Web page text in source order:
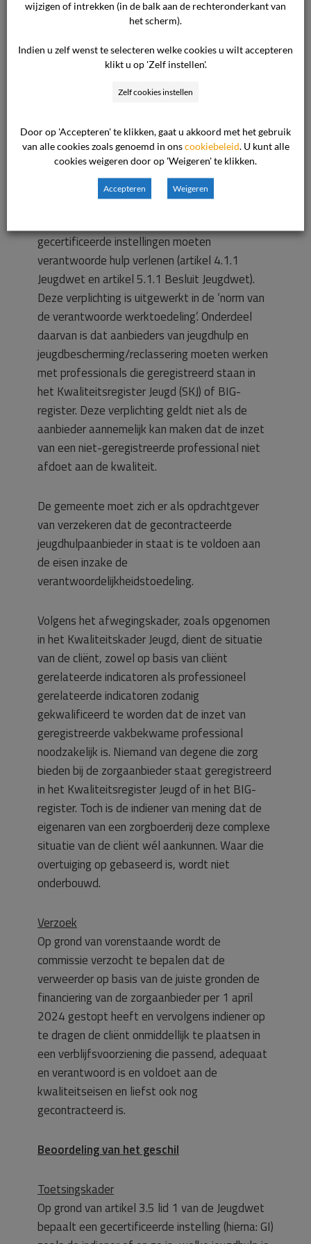
aanbod de cliënt accepteren of zijn de
bijgevoegde mailwisselingen blijkt echter dat de
indiener aan de aanbieders extra restricties
heeft gesteld: een gemoedelijke setting en
eerder naar voren gebracht. De cliënt heeft ook
bij de zorgaanbieder samengewoond met een
leeftijdsgenoot.
Kwaliteitseisen
gecertificeerde instellingen moeten
verantwoorde hulp verlenen (artikel 4.1.1
Jeugdwet en artikel 5.1.1 Besluit Jeugdwet).
Deze verplichting is uitgewerkt in de ‘norm van
de verantwoorde werktoedeling’. Onderdeel
daarvan is dat aanbieders van jeugdhulp en
jeugdbescherming/reclassering moeten werken
met professionals die geregistreerd staan in
het Kwaliteitsregister Jeugd (SKJ) of BIG-
register. Deze verplichting geldt niet als de
aanbieder aannemelijk kan maken dat de inzet
van een niet-geregistreerde professional niet
afdoet aan de kwaliteit.
De gemeente moet zich er als opdrachtgever
van verzekeren dat de gecontracteerde
jeugdhulpaanbieder in staat is te voldoen aan
de eisen inzake de
verantwoordelijkheidstoedeling.
Volgens het afwegingskader, zoals opgenomen
in het Kwaliteitskader Jeugd, dient de situatie
van de cliënt, zowel op basis van cliënt
gerelateerde indicatoren als professioneel
gerelateerde indicatoren zodanig
gekwalificeerd te worden dat de inzet van
geregistreerde vakbekwame professional
noodzakelijk is. Niemand van degene die zorg
bieden bij de zorgaanbieder staat geregistreerd
in het Kwaliteitsregister Jeugd of in het BIG-
register. Toch is de indiener van mening dat de
eigenaren van een zorgboerderij deze complexe
situatie van de cliënt wél aankunnen. Waar die
overtuiging op gebaseerd is, wordt niet
onderbouwd.
Verzoek
Op grond van vorenstaande wordt de
commissie verzocht te bepalen dat de
verweerder op basis van de juiste gronden de
financiering van de zorgaanbieder per 1 april
2024 gestopt heeft en vervolgens indiener op
te dragen de cliënt onmiddellijk te plaatsen in
een verblijfsvoorziening die passend, adequaat
en verantwoord is en voldoet aan de
kwaliteitseisen en liefst ook nog
gecontracteerd is.
Beoordeling van het geschil
Toetsingskader
Op grond van artikel 3.5 lid 1 van de Jeugdwet
bepaalt een gecertificeerde instelling (hierna: GI)
wijzigen of intrekken (in de balk aan de rechteronderkant van
het scherm).
Indien u zelf wenst te selecteren welke cookies u wilt accepteren
klikt u op 'Zelf instellen'.
Zelf cookies instellen
Door op 'Accepteren' te klikken, gaat u akkoord met het gebruik
van alle cookies zoals genoemd in onscookiebeleid. U kunt alle
cookies weigeren door op 'Weigeren' te klikken.
Accepteren Weigeren